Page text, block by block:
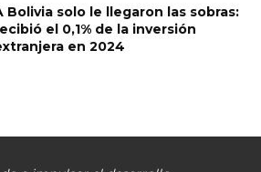
Bolivia solo le llegaron las sobras:
el 0,1% de la inversión
en 2024